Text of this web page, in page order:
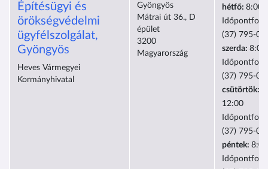
Építésügyi és
örökségvédelmi
ügyfélszolgálat,
Gyöngyös
Heves Vármegyei
Kormányhivatal
Gyöngyös
Mátrai út 36., D
épület
3200
Magyarország
hétfő: 8:00-
(37) 795-
szerda:
(37) 795-
csütörtök:
12:00
(37) 795-
péntek: